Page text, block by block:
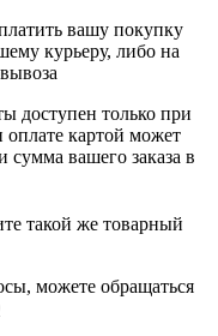
вашу покупку
курьеру, либо на
доступен только при
оплате картой может
сумма вашего заказа в
такой же товарный
можете обращаться